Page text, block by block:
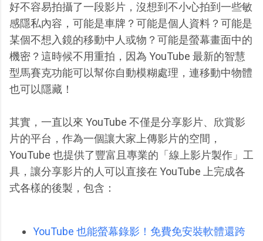
好不容易拍攝了一段影片，沒想到不小心拍到一些敏
感隱私內容，可能是車牌？可能是個人資料？可能是
某個不想入鏡的移動中人或物？可能是螢幕畫面中的
機密？這時候不用重拍，因為 YouTube 最新的智慧
型馬賽克功能可以幫你自動模糊處理，連移動中物體
也可以隱藏！
其實，一直以來 YouTube 不僅是分享影片、欣賞影
片的平台，作為一個讓大家上傳影片的空間，
YouTube 也提供了豐富且專業的「線上影片製作」工
具，讓分享影片的人可以直接在 YouTube 上完成各
式各樣的後製，包含：
YouTube 也能螢幕錄影！免費免安裝軟體還跨